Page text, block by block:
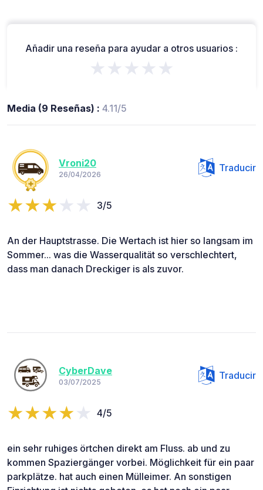
Añadir una reseña para ayudar a otros usuarios :
★★★★★
Media (9 Reseñas) : 4.11/5
Vroni20
26/04/2026
Traducir
3/5
An der Hauptstrasse. Die Wertach ist hier so langsam im
Sommer... was die Wasserqualität so verschlechtert,
dass man danach Dreckiger is als zuvor.
CyberDave
03/07/2025
Traducir
4/5
ein sehr ruhiges örtchen direkt am Fluss. ab und zu
kommen Spaziergänger vorbei. Möglichkeit für ein paar
parkplätze. hat auch einen Mülleimer. An sonstigen